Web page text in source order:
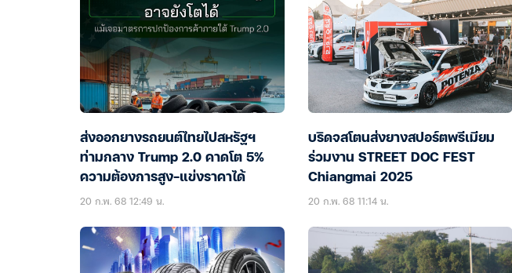
ส่งออกยางรถยนต์ไทยไปสหรัฐฯ
ท่ามกลาง Trump 2.0 คาดโต 5%
ความต้องการสูง-แข่งราคาได้
20 ก.พ. 68 12:49 น.
บริดจสโตนส่งยางสปอร์ตพรีเมียม
ร่วมงาน STREET DOC FEST
Chiangmai 2025
20 ก.พ. 68 11:14 น.